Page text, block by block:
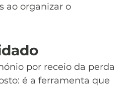
ao organizar o
por receio da perda
é a ferramenta que